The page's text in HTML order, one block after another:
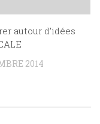
autour d’idées
2014